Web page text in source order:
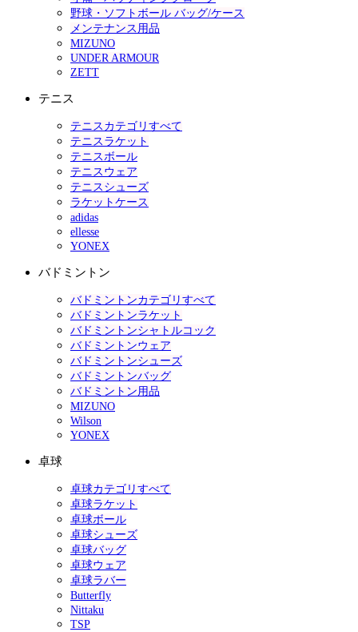
野球・ソフトボール バッグ/ケース
メンテナンス用品
MIZUNO
UNDER ARMOUR
ZETT
テニス
テニスカテゴリすべて
テニスラケット
テニスボール
テニスウェア
テニスシューズ
ラケットケース
adidas
ellesse
YONEX
バドミントン
バドミントンカテゴリすべて
バドミントンラケット
バドミントンシャトルコック
バドミントンウェア
バドミントンシューズ
バドミントンバッグ
バドミントン用品
MIZUNO
Wilson
YONEX
卓球
卓球カテゴリすべて
卓球ラケット
卓球ボール
卓球シューズ
卓球バッグ
卓球ウェア
卓球ラバー
Butterfly
Nittaku
TSP